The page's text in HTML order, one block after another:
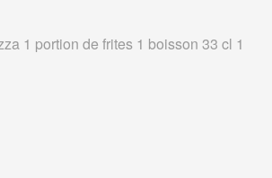
1 portion de frites 1 boisson 33 cl 1